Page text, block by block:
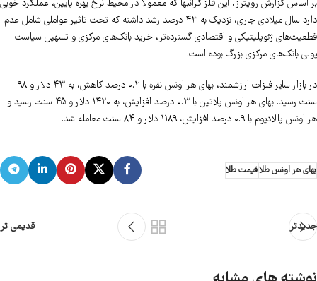
بر اساس گزارش رویترز، این فلز گرانبها که معمولا در محیط نرخ بهره پایین، عملکرد خوبی
دارد سال میلادی جاری، نزدیک به ۴۳ درصد رشد داشته که تحت تاثیر عواملی شامل عدم
قطعیت‌های ژئوپلیتیکی و اقتصادی گسترده‌تر، خرید بانک‌های مرکزی و تسهیل سیاست‌
پولی بانک‌های مرکزی بزرگ بوده است.
در بازار سایر فلزات ارزشمند، بهای هر اونس نقره با ۰.۲ درصد کاهش، به ۴۳ دلار و ۹۸
سنت رسید. بهای هر اونس پلاتین با ۰.۳ درصد افزایش، به ۱۴۲۰ دلار و ۴۵ سنت رسید و
هر اونس پالادیوم با ۰.۹ درصد افزایش، ۱۱۸۹ دلار و ۸۴ سنت معامله شد.
بهای هر اونس طلاقیمت طلا
جدیدتر قدیمی تر